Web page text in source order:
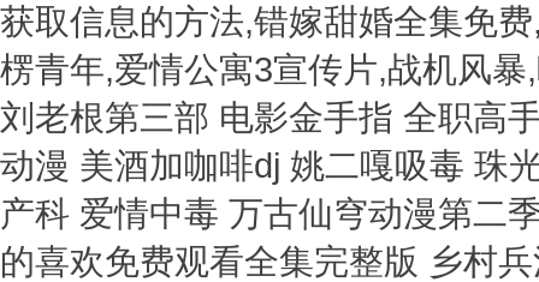
获取信息的方法,错嫁甜婚全集免
楞青年,爱情公寓3宣传片,战机风暴
刘老根第三部 电影金手指 全职高
动漫 美酒加咖啡dj 姚二嘎吸毒 珠
产科 爱情中毒 万古仙穹动漫第二
的喜欢免费观看全集完整版 乡村